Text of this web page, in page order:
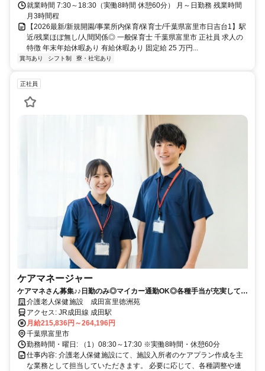
就業時間 7:30～18:30（実働8時間 休憩60分） 月～日勤務 残業時間
月3時間程
【2026最新/新規開園/事業所内保育/保育士/千葉県富里市日吉台1】駅
近/残業ほぼ無し/人間関係◎ 一般保育士 千葉県富里市 正社員 求人の
特徴 年末年始休暇あり 有給休暇あり 固定給 25 万円...
賞与あり シフト制 寮・社宅あり
正社員
ケアマネージャー
ケアマネさん募集♪♪日勤のみ◎マイカー通勤OK◎各種手当が充実してい
ます★
介護老人保健施設 成田富里徳洲苑
アクセス: JR成田線 成田駅
月給215,836円～264,196円
千葉県富里市
勤務時間・曜日: （1）08:30～17:30 ※実働8時間・休憩60分
仕事内容: 介護老人保健施設にて、施設入所者のケアプラン作成を主
な業務として担当していただきます。 必要に応じて、各種調整や連